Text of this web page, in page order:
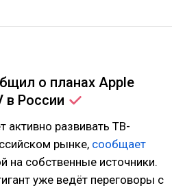
о планах Apple
в России
активно развивать ТВ-
рынке, сообщает
на собственные источники.
уже ведёт переговоры с